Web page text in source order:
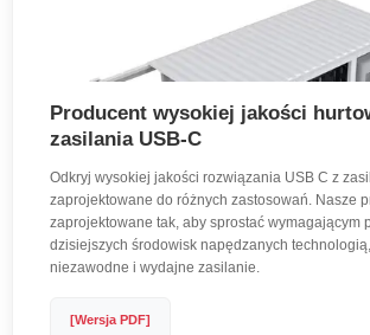
Producent wysokiej jakości
zasilania USB-C
Odkryj wysokiej jakości rozwiązania USB C z
zaprojektowane do różnych zastosowań. Nasze
zaprojektowane tak, aby sprostać wymagającym
dzisiejszych środowisk napędzanych
niezawodne i wydajne zasilanie.
[Wersja PDF]